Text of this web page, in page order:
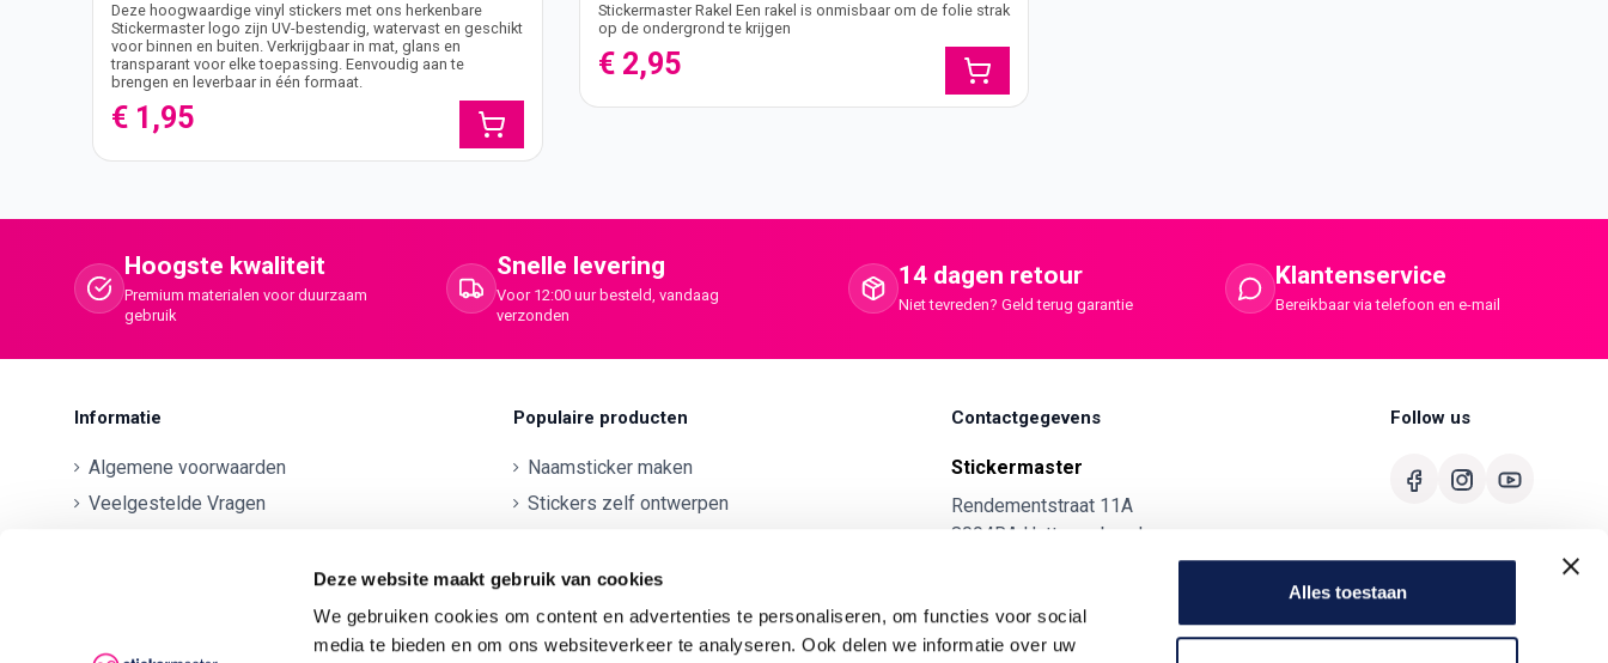
Deze website maakt gebruik van cookies
We gebruiken cookies om content en advertenties te personaliseren, om functies voor social
media te bieden en om ons websiteverkeer te analyseren. Ook delen we informatie over uw
Alles toestaan
Deze hoogwaardige vinyl stickers met ons herkenbare
Stickermaster logo zijn UV-bestendig, watervast en geschikt
voor binnen en buiten. Verkrijgbaar in mat, glans en
transparant voor elke toepassing. Eenvoudig aan te
brengen en leverbaar in één formaat.
€ 1,95
Stickermaster Rakel Een rakel is onmisbaar om de folie strak
op de ondergrond te krijgen
€ 2,95
Hoogste kwaliteit
Premium materialen voor duurzaam
gebruik
Snelle levering
Voor 12:00 uur besteld, vandaag
verzonden
14 dagen retour
Niet tevreden? Geld terug garantie
Klantenservice
Bereikbaar via telefoon en e-mail
Informatie
Algemene voorwaarden
Veelgestelde Vragen
Klachten
Populaire producten
Naamsticker maken
Stickers zelf ontwerpen
Autostickers eigen ontwerp
Ontwerp je eigen kunststof tekst
Wijnetiket maken
Contactgegevens
Stickermaster
Rendementstraat 11A
8094RA Hattemerbroek
info@stickermaster.nl
Follow us